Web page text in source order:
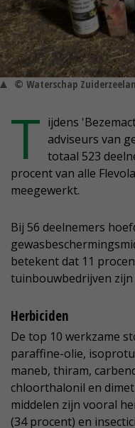
© Waterschap
T ijdens
adviseurs van
totaal 523
procent van alle
meegewerkt.
Bij 56 deelnemers
betekent dat 11
tuinbouwbedrijven
Herbiciden
De top 10 werkzame
paraffine-olie,
maneb, thiram,
chloorthalonil en
middelen zijn vooral
(34 procent) en